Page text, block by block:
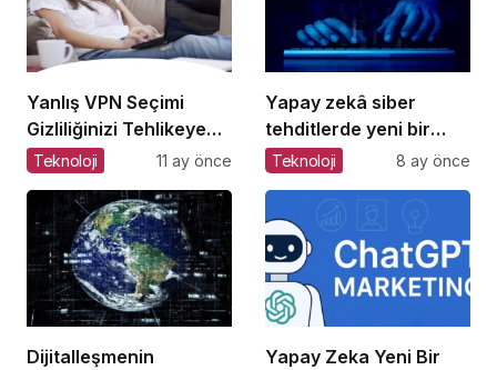
Yanlış VPN Seçimi
Gizliliğinizi Tehlikeye
Atabilir
Teknoloji 11 ay önce
Yapay zekâ siber
tehditlerde yeni bir
dönemi başlatıyor
Teknoloji 8 ay önce
Dijitalleşmenin
Yapay Zeka Yeni Bir